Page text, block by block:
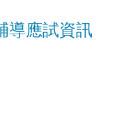
導應試資訊